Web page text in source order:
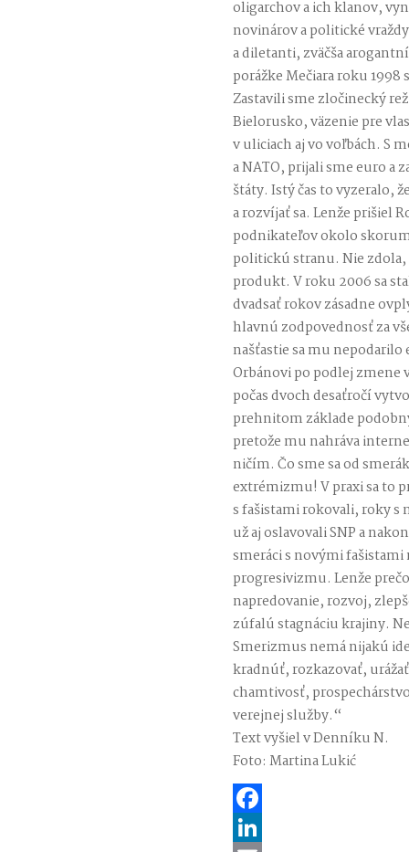
oligarchov a ich klanov,
novinárov a politické
a diletanti, zväčša
porážke Mečiara roku
Zastavili sme zločinecký
Bielorusko, väzenie pre
v uliciach aj vo voľbách. S
a NATO, prijali sme euro a
štáty. Istý čas to vyzeralo,
a rozvíjať sa. Lenže prišiel
podnikateľov okolo
politickú stranu. Nie
produkt. V roku 2006 sa
dvadsať rokov zásadne
hlavnú zodpovednosť za
našťastie sa mu
Orbánovi po podlej zmene
počas dvoch desaťročí
prehnitom základe
pretože mu nahráva
ničím. Čo sme sa od
extrémizmu! V praxi sa to
s fašistami rokovali, roky
už aj oslavovali SNP a
smeráci s novými
progresivizmu. Lenže
napredovanie, rozvoj,
zúfalú stagnáciu krajiny.
Smerizmus nemá nijakú
kradnúť, rozkazovať,
chamtivosť,
verejnej služby.“
Text vyšiel v Denníku N.
Foto: Martina Lukić
Facebook